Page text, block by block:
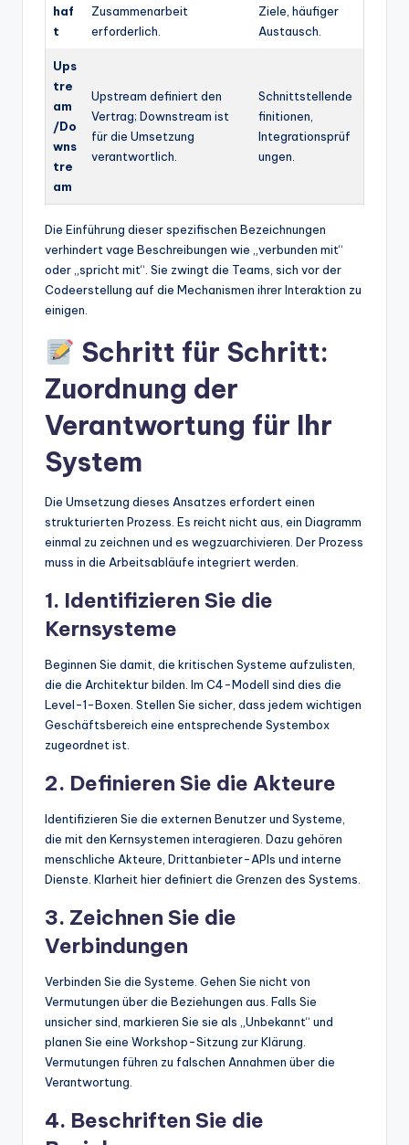
haf
t
Zusammenarbeit
erforderlich.
Ziele, häufiger
Austausch.
Ups
tre
am
/Do
wns
tre
am
Upstream definiert den
Vertrag; Downstream ist
für die Umsetzung
verantwortlich.
Schnittstellende
finitionen,
Integrationsprüf
ungen.
Die Einführung dieser spezifischen Bezeichnungen
verhindert vage Beschreibungen wie „verbunden mit“
oder „spricht mit“. Sie zwingt die Teams, sich vor der
Codeerstellung auf die Mechanismen ihrer Interaktion zu
einigen.
Schritt für Schritt:
Zuordnung der
Verantwortung für Ihr
System
Die Umsetzung dieses Ansatzes erfordert einen
strukturierten Prozess. Es reicht nicht aus, ein Diagramm
einmal zu zeichnen und es wegzuarchivieren. Der Prozess
muss in die Arbeitsabläufe integriert werden.
1. Identifizieren Sie die
Kernsysteme
Beginnen Sie damit, die kritischen Systeme aufzulisten,
die die Architektur bilden. Im C4-Modell sind dies die
Level-1-Boxen. Stellen Sie sicher, dass jedem wichtigen
Geschäftsbereich eine entsprechende Systembox
zugeordnet ist.
2. Definieren Sie die Akteure
Identifizieren Sie die externen Benutzer und Systeme,
die mit den Kernsystemen interagieren. Dazu gehören
menschliche Akteure, Drittanbieter-APIs und interne
Dienste. Klarheit hier definiert die Grenzen des Systems.
3. Zeichnen Sie die
Verbindungen
Verbinden Sie die Systeme. Gehen Sie nicht von
Vermutungen über die Beziehungen aus. Falls Sie
unsicher sind, markieren Sie sie als „Unbekannt“ und
planen Sie eine Workshop-Sitzung zur Klärung.
Vermutungen führen zu falschen Annahmen über die
Verantwortung.
4. Beschriften Sie die